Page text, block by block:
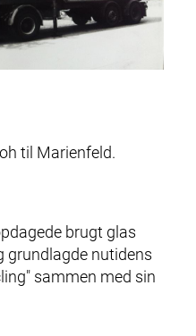
til Marienfeld.
brugt glas
grundlagde nutidens
sammen med sin